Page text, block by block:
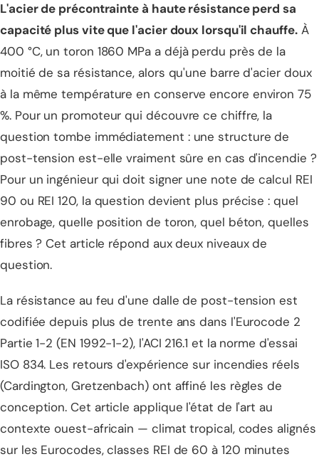
L'acier de précontrainte à haute résistance perd sa
capacité plus vite que l'acier doux lorsqu'il chauffe.À
400 °C, un toron 1860 MPa a déjà perdu près de la
moitié de sa résistance, alors qu'une barre d'acier doux
à la même température en conserve encore environ 75
%. Pour un promoteur qui découvre ce chiffre, la
question tombe immédiatement : une structure de
post-tension est-elle vraiment sûre en cas d'incendie ?
Pour un ingénieur qui doit signer une note de calcul REI
90 ou REI 120, la question devient plus précise : quel
enrobage, quelle position de toron, quel béton, quelles
fibres ? Cet article répond aux deux niveaux de
question.
La résistance au feu d'une dalle de post-tension est
codifiée depuis plus de trente ans dans l'Eurocode 2
Partie 1-2 (EN 1992-1-2), l'ACI 216.1 et la norme d'essai
ISO 834. Les retours d'expérience sur incendies réels
(Cardington, Gretzenbach) ont affiné les règles de
conception. Cet article applique l'état de l'art au
contexte ouest-africain — climat tropical, codes alignés
sur les Eurocodes, classes REI de 60 à 120 minutes